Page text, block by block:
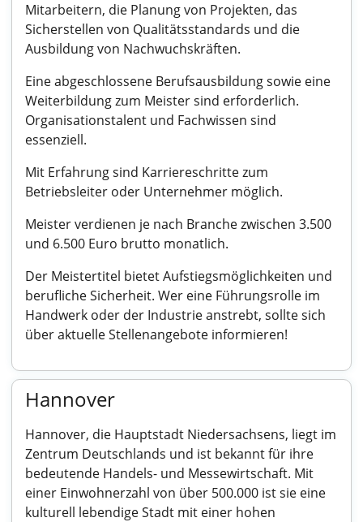
Mitarbeitern, die Planung von Projekten, das
Sicherstellen von Qualitätsstandards und die
Ausbildung von Nachwuchskräften.
Eine abgeschlossene Berufsausbildung sowie eine
Weiterbildung zum Meister sind erforderlich.
Organisationstalent und Fachwissen sind
essenziell.
Mit Erfahrung sind Karriereschritte zum
Betriebsleiter oder Unternehmer möglich.
Meister verdienen je nach Branche zwischen 3.500
und 6.500 Euro brutto monatlich.
Der Meistertitel bietet Aufstiegsmöglichkeiten und
berufliche Sicherheit. Wer eine Führungsrolle im
Handwerk oder der Industrie anstrebt, sollte sich
über aktuelle Stellenangebote informieren!
Hannover
Hannover, die Hauptstadt Niedersachsens, liegt im
Zentrum Deutschlands und ist bekannt für ihre
bedeutende Handels- und Messewirtschaft. Mit
einer Einwohnerzahl von über 500.000 ist sie eine
kulturell lebendige Stadt mit einer hohen